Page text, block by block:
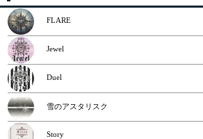
FLARE
Jewel
Duel
雪のアスタリスク
Story